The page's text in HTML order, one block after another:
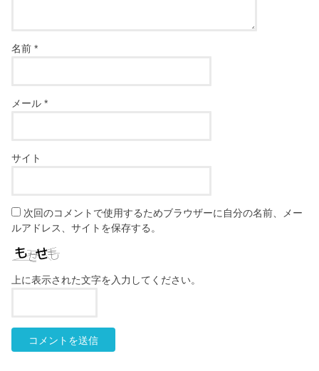
名前*
メール*
サイト
次回のコメントで使用するためブラウザーに自分の名前、メー
ルアドレス、サイトを保存する。
上に表示された文字を入力してください。